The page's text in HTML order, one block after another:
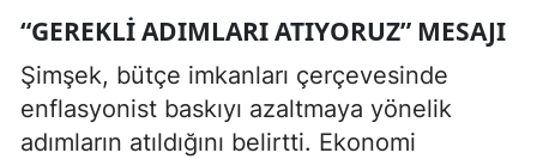
“GEREKLI ADIMLARI ATIYORUZ” MESAJI
Şimşek, bütçe imkanları çerçevesinde
enflasyonist baskıyı azaltmaya yönelik
adımların atıldığını belirtti. Ekonomi